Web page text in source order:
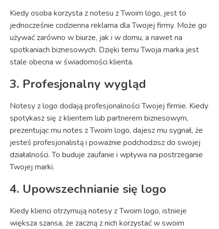
Kiedy osoba korzysta z notesu z Twoim logo, jest to
jednocześnie codzienna reklama dla Twojej firmy. Może go
używać zarówno w biurze, jak i w domu, a nawet na
spotkaniach biznesowych. Dzięki temu Twoja marka jest
stale obecna w świadomości klienta.
3. Profesjonalny wygląd
Notesy z logo dodają profesjonalności Twojej firmie. Kiedy
spotykasz się z klientem lub partnerem biznesowym,
prezentując mu notes z Twoim logo, dajesz mu sygnał, że
jesteś profesjonalistą i poważnie podchodzisz do swojej
działalności. To buduje zaufanie i wpływa na postrzeganie
Twojej marki.
4. Upowszechnianie się logo
Kiedy klienci otrzymują notesy z Twoim logo, istnieje
większa szansa, że zaczną z nich korzystać w swoim